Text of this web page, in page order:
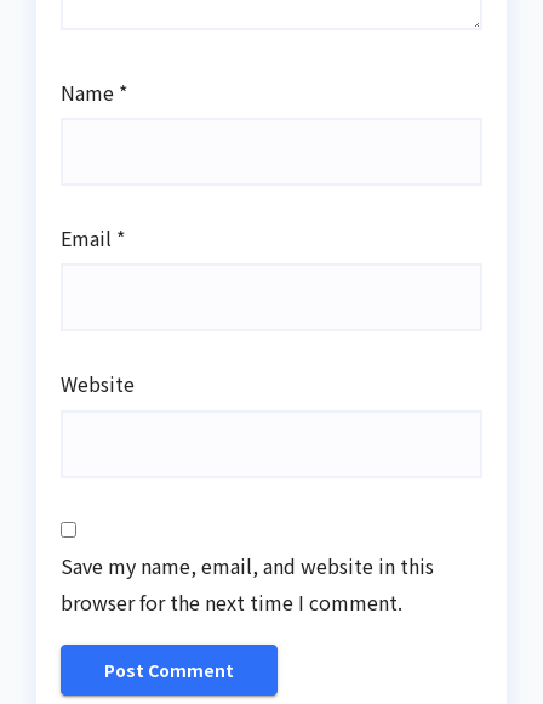
Name *
Email *
Website
Save my name, email, and website in this
browser for the next time I comment.